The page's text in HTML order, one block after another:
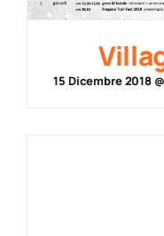
15 Dicembre 2018